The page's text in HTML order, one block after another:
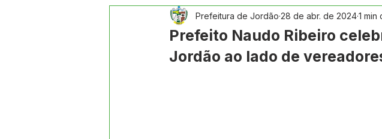
Institucional e Governo Cultura Esporte e Lazer
Datas Comemorativas Projetos e Emendas
Prefeito Naudo Ribeiro
Jordão ao lado de
Prefeitura de Jordão 28 de abr. de 20241 min